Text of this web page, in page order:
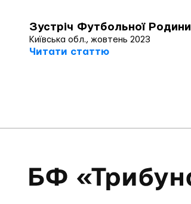
Зустріч Футбольної Родини
Київська обл., жовтень 2023
Читати статтю